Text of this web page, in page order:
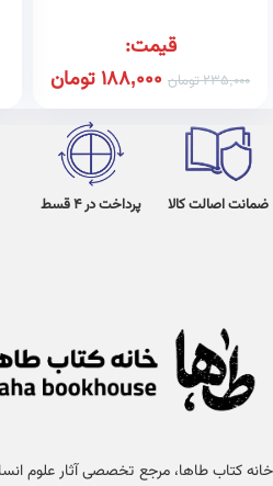
قیمت:
235,000تومان 188,000تومان
ضمانت اصالت کالا پرداخت در 4 قسط